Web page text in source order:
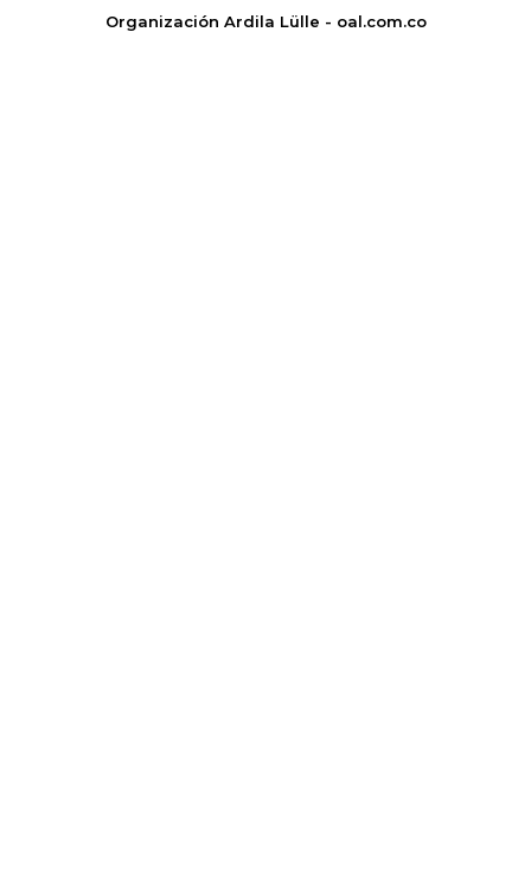
Organización Ardila Lülle - oal.com.co